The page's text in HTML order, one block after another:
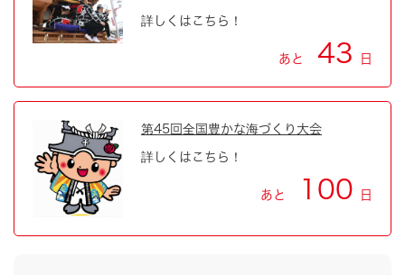
詳しくはこちら！
あと 43 日
第45回全国豊かな海づくり大会
詳しくはこちら！
あと 100 日